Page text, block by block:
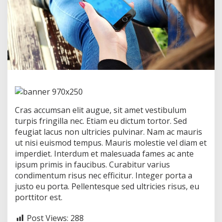
e
p
s
e
c
r
e
s
Cras accumsan elit augue, sit amet vestibulum
turpis fringilla nec. Etiam eu dictum tortor. Sed
feugiat lacus non ultricies pulvinar. Nam ac mauris
ut nisi euismod tempus. Mauris molestie vel diam et
imperdiet. Interdum et malesuada fames ac ante
ipsum primis in faucibus. Curabitur varius
condimentum risus nec efficitur. Integer porta a
justo eu porta. Pellentesque sed ultricies risus, eu
porttitor est.
Post Views: 288